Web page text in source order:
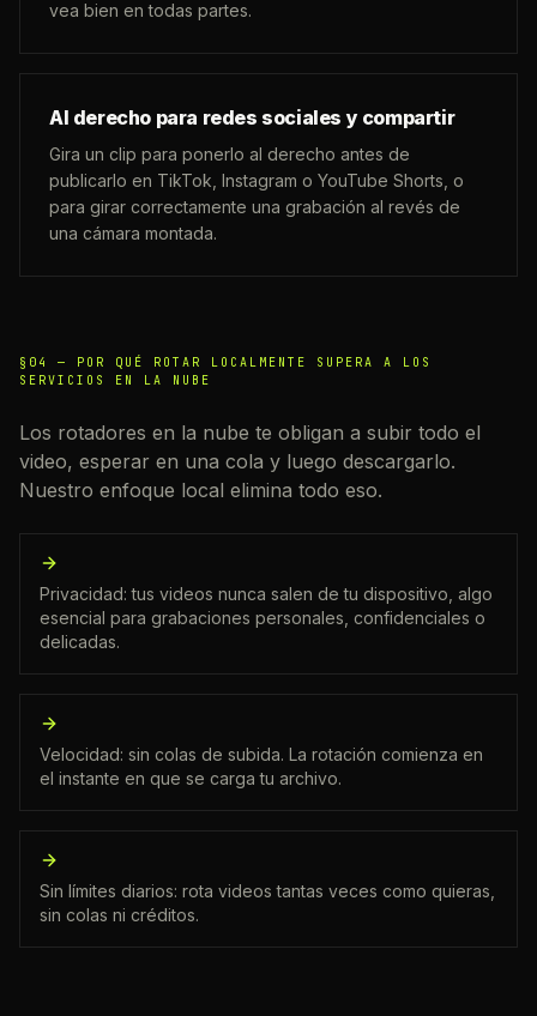
vea bien en todas partes.
Al derecho para redes sociales y compartir
Gira un clip para ponerlo al derecho antes de
publicarlo en TikTok, Instagram o YouTube Shorts, o
para girar correctamente una grabación al revés de
una cámara montada.
§04 — POR QUÉ ROTAR LOCALMENTE SUPERA A LOS
SERVICIOS EN LA NUBE
Los rotadores en la nube te obligan a subir todo el
video, esperar en una cola y luego descargarlo.
Nuestro enfoque local elimina todo eso.
Privacidad: tus videos nunca salen de tu dispositivo, algo
esencial para grabaciones personales, confidenciales o
delicadas.
Velocidad: sin colas de subida. La rotación comienza en
el instante en que se carga tu archivo.
Sin límites diarios: rota videos tantas veces como quieras,
sin colas ni créditos.